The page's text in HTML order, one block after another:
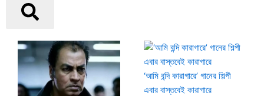
‘আমি বন্দি কারাগারে’ গানের শিল্পী
এবার বাস্তবেই কারাগারে
Page
Page
PagePage